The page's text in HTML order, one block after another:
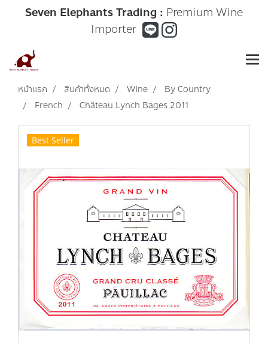
Seven Elephants Trading : Premium Wine
Importer
หน้าแรก สินค้าทั้งหมด Wine
By Country
French
Château Lynch Bages 2011
Best Seller